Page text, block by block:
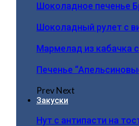
Шоколадное печенье
Шоколадный рулет с
Мармелад из кабачка
Печенье
PrevNext
Закуски
Нут с антипасти на